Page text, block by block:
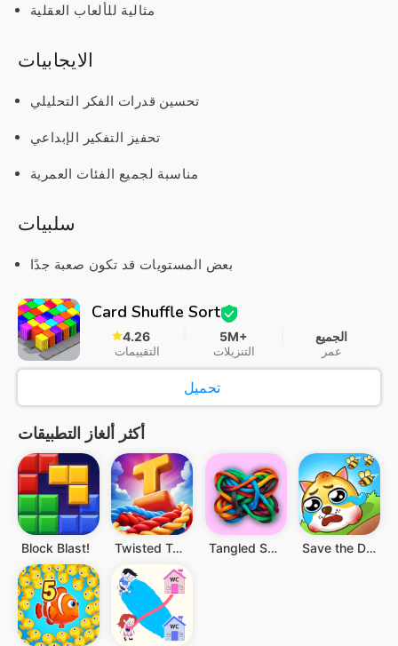
مثالية للألعاب العقلية
الايجابيات
تحسين قدرات الفكر التحليلي
تحفيز التفكير الإبداعي
مناسبة لجميع الفئات العمرية
سلبيات
بعض المستويات قد تكون صعبة جدًا
Card Shuffle Sort
4.26
التقييمات
5M+
التنزيلات
الجميع
عمر
تحميل
أكثر ألغاز التطبيقات
Block Blast! Twisted Tangle Tangled Snakes Save the Doge